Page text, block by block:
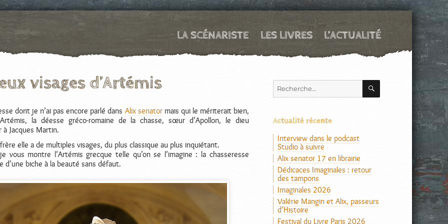
LA SCÉNARISTE LES LIVRES L’ACTUALITÉ
visages d’Artémis
dont je n’ai pas encore parlé dans Alix senatormais qui le mériterait bien,
Artémis, la déesse gréco-romaine de la chasse, sœur d’Apollon, le dieu
à Jacques Martin.
elle a de multiples visages, du plus classique au plus inquiétant.
vous montre l’Artémis grecque telle qu’on se l’imagine : la chasseresse
d’une biche à la beauté sans défaut.
Recherche
pour :
RECHERCHE
Actualité récente
Interview dans le podcast
Studio à suivre
Alix senator 17 en librairie
Dédicaces Imaginales : retour
des tampons
Imaginales 2026
Valérie Mangin et Alix, passeurs
d’Histoire
Festival du Livre Paris 2026